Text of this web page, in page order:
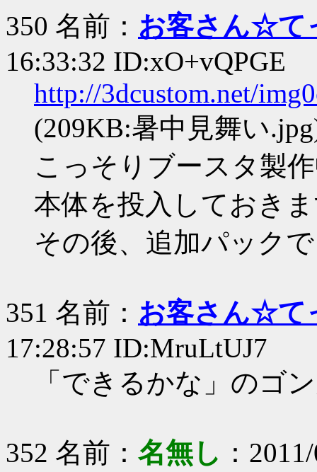
350 名前： お客さん☆て
16:33:32 ID:xO+vQPGE
http://3dcustom.net/
(209KB:暑中見舞い
こっそりブースタ製
本体を投入しておき
その後、追加パック
351 名前： お客さん☆て
17:28:57 ID:MruLtUJ7
「できるかな」のゴ
352 名前： 名無し ：